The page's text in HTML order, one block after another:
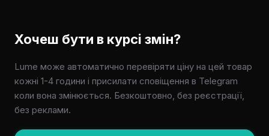
Хочеш бути в курсі змін?
Lume може автоматично перевіряти ціну на цей товар
кожні 1-4 години і присилати сповіщення в Telegram
коли вона змінюється. Безкоштовно, без реєстрації,
без реклами.